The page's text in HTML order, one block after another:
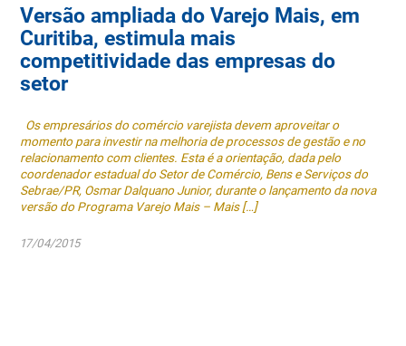
Versão ampliada do Varejo Mais, em
Curitiba, estimula mais
competitividade das empresas do
setor
Os empresários do comércio varejista devem aproveitar o
momento para investir na melhoria de processos de gestão e no
relacionamento com clientes. Esta é a orientação, dada pelo
coordenador estadual do Setor de Comércio, Bens e Serviços do
Sebrae/PR, Osmar Dalquano Junior, durante o lançamento da nova
versão do Programa Varejo Mais – Mais […]
17/04/2015